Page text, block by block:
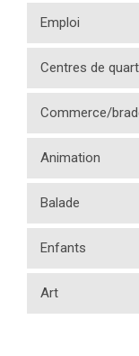
Emploi
Centres de
Commerce/
Animation
Balade
Enfants
Art